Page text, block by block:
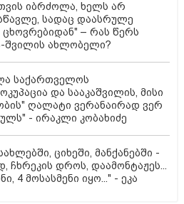
იბრძოლა, ხელს არ
სადაც დაასრულე
– რას წერს
შვილის ახლობელი?
საქართველოს
და სააკაშვილის, მისი
ღალატი ვერანაირად ვერ
- ირაკლი კობახიძე
ციხეში, მანქანებში -
დროს, დაამონტაჟეს...
4 მოსასმენი იყო..." - ეკა